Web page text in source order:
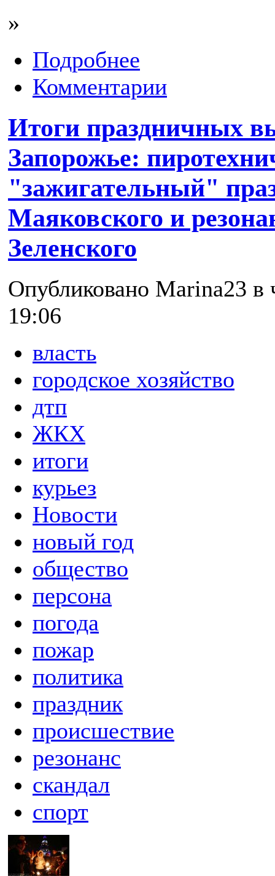
»
Подробнее
Комментарии
Итоги праздничных
Запорожье:
"зажигательный"
Маяковского и
Зеленского
Опубликовано Marina23 в
19:06
власть
городское хозяйство
дтп
ЖКХ
итоги
курьез
Новости
новый год
общество
персона
погода
пожар
политика
праздник
происшествие
резонанс
скандал
спорт